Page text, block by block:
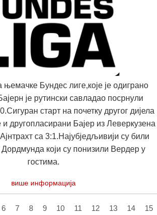
њемачке Бундес лиге,које је одиграно
је рутински савладао посрнули
старт на почетку другог дијела
и другопласирани Бајер из Леверкузена
са 3:1.Најубједљивији су били
који су понизили Вердер у
гостима.
више информација
6 7 8 9 10 11 12 13 14 15